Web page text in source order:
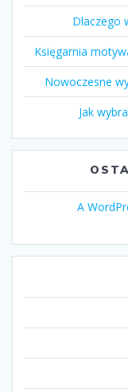
Dlaczego
Księgarnia
Nowoczesne
Jak
A